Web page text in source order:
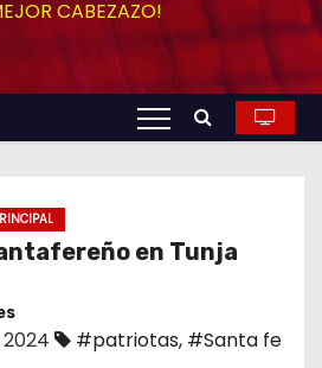
CABEZAZO!
en Tunja
#patriotas, #Santa fe